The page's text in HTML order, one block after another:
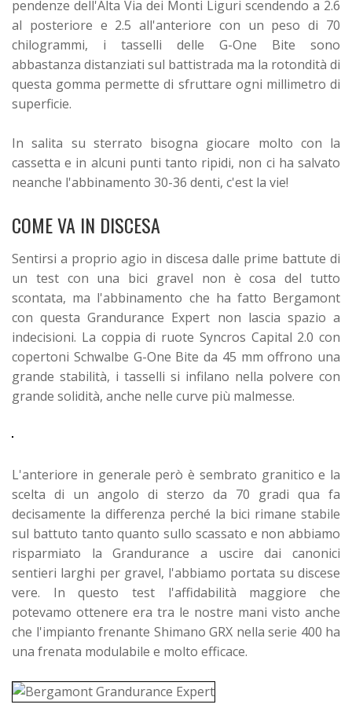
pendenze dell'Alta Via dei Monti Liguri scendendo a 2.6
al posteriore e 2.5 all'anteriore con un peso di 70
chilogrammi, i tasselli delle G-One Bite sono
abbastanza distanziati sul battistrada ma la rotondità di
questa gomma permette di sfruttare ogni millimetro di
superficie.
In salita su sterrato bisogna giocare molto con la
cassetta e in alcuni punti tanto ripidi, non ci ha salvato
neanche l'abbinamento 30-36 denti, c'est la vie!
COME VA IN DISCESA
Sentirsi a proprio agio in discesa dalle prime battute di
un test con una bici gravel non è cosa del tutto
scontata, ma l'abbinamento che ha fatto Bergamont
con questa Grandurance Expert non lascia spazio a
indecisioni. La coppia di ruote Syncros Capital 2.0 con
copertoni Schwalbe G-One Bite da 45 mm offrono una
grande stabilità, i tasselli si infilano nella polvere con
grande solidità, anche nelle curve più malmesse.
L'anteriore in generale però è sembrato granitico e la
scelta di un angolo di sterzo da 70 gradi qua fa
decisamente la differenza perché la bici rimane stabile
sul battuto tanto quanto sullo scassato e non abbiamo
risparmiato la Grandurance a uscire dai canonici
sentieri larghi per gravel, l'abbiamo portata su discese
vere. In questo test l'affidabilità maggiore che
potevamo ottenere era tra le nostre mani visto anche
che l'impianto frenante Shimano GRX nella serie 400 ha
una frenata modulabile e molto efficace.